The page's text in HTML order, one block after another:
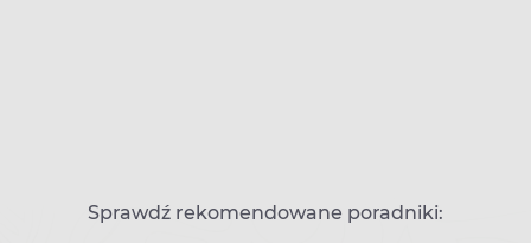
Sprawdź rekomendowane poradniki: